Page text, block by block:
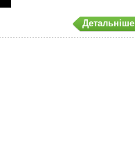
Детальніше